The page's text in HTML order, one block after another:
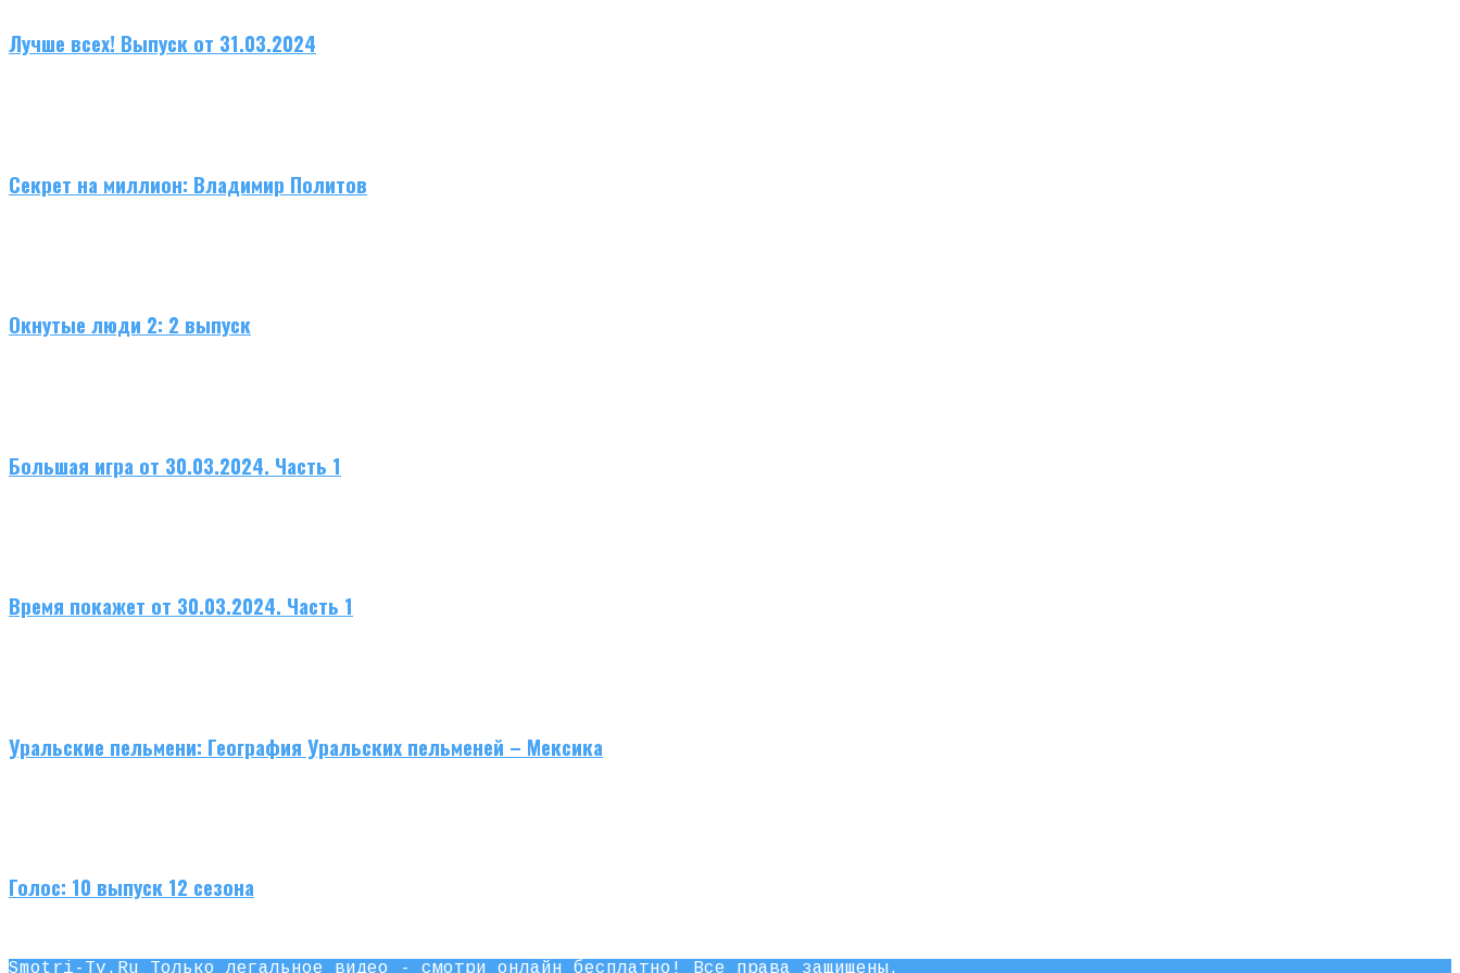
Лучше всех! Выпуск от 31.03.2024
Секрет на миллион: Владимир Политов
Окнутые люди 2: 2 выпуск
Большая игра от 30.03.2024. Часть 1
Время покажет от 30.03.2024. Часть 1
Уральские пельмени: География Уральских пельменей – Мексика
Голос: 10 выпуск 12 сезона
Smotri-Tv.Ru Только легальное видео - смотри онлайн бесплатно! Все права защищены.